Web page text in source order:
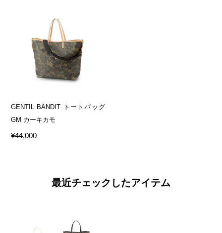
GENTIL BANDIT トートバッグ
GM カーキカモ
¥44,000
最近チェックしたアイテム